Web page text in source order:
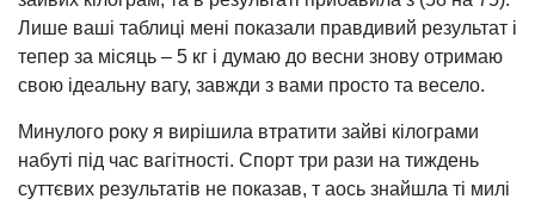
Лише ваші таблиці мені показали правдивий результат і
тепер за місяць – 5 кг і думаю до весни знову отримаю
свою ідеальну вагу, завжди з вами просто та весело.
Минулого року я вирішила втратити зайві кілограми
набуті під час вагітності. Спорт три рази на тиждень
суттєвих результатів не показав, т аось знайшла ті милі